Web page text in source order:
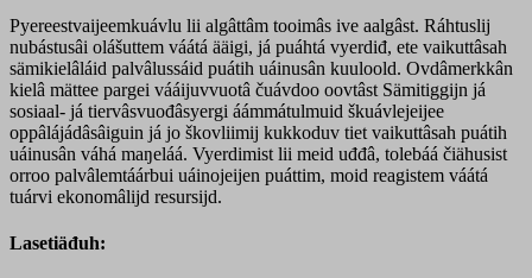
Pyereestvaijeemkuávlu lii algâttâm tooimâs ive aalgâst. Ráhtuslij
nubástusâi olášuttem váátá ääigi, já puáhtá vyerdiđ, ete vaikuttâsah
sämikielâláid palvâlussáid puátih uáinusân kuuloold. Ovdâmerkkân
kielâ mättee pargei vááijuvvuotâ čuávdoo oovtâst Sämitiggijn já
sosiaal- já tiervâsvuođâsyergi áámmátulmuid škuávlejeijee
oppâlájádâsâiguin já jo škovliimij kukkoduv tiet vaikuttâsah puátih
uáinusân váhá maŋeláá. Vyerdimist lii meid uđđâ, tolebáá čiähusist
orroo palvâlemtáárbui uáinojeijen puáttim, moid reagistem váátá
tuárvi ekonomâlijd resursijd.
Lasetiäđuh: